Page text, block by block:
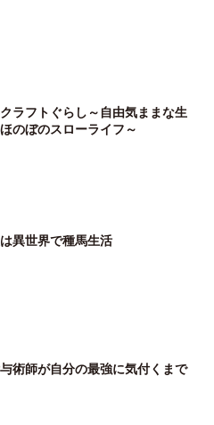
ラフトぐらし～自由気ままな生
のぼのスローライフ～
異世界で種馬生活
術師が自分の最強に気付くまで